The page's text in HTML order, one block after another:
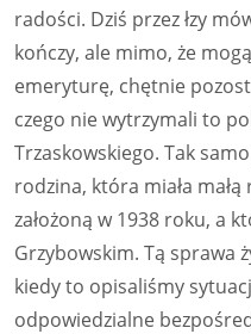
radości. Dziś przez łzy
kończy, ale mimo, że
emeryturę, chętnie
czego nie wytrzymali to
Trzaskowskiego. Tak
rodzina, która miała
założoną w 1938 roku, a
Grzybowskim. Tą sprawa
kiedy to opisaliśmy
odpowiedzialne